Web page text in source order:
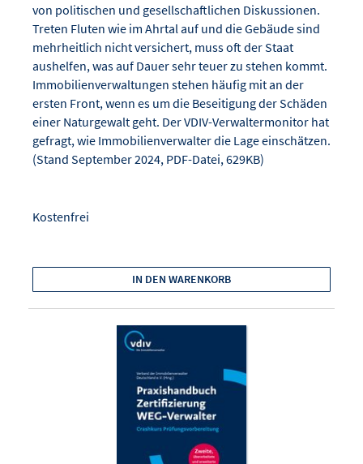
von politischen und gesellschaftlichen Diskussionen.
Treten Fluten wie im Ahrtal auf und die Gebäude sind
mehrheitlich nicht versichert, muss oft der Staat
aushelfen, was auf Dauer sehr teuer zu stehen kommt.
Immobilienverwaltungen stehen häufig mit an der
ersten Front, wenn es um die Beseitigung der Schäden
einer Naturgewalt geht. Der VDIV-Verwaltermonitor hat
gefragt, wie Immobilienverwalter die Lage einschätzen.
(Stand September 2024, PDF-Datei, 629KB)
Kostenfrei
IN DEN WARENKORB